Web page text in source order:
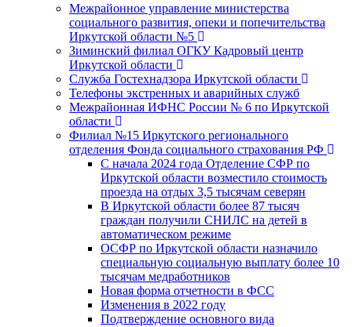
Межрайонное управление министерства
социального развития, опеки и попечительства
Иркутской области №5
Зиминский филиал ОГКУ Кадровый центр
Иркутской области
Служба Гостехнадзора Иркутской области
Телефоны экстренных и аварийных служб
Межрайонная ИФНС России № 6 по Иркутской
области
Филиал №15 Иркутского регионального
отделения Фонда социального страхования РФ
С начала 2024 года Отделение СФР по
Иркутской области возместило стоимость
проезда на отдых 3,5 тысячам северян
В Иркутской области более 87 тысяч
граждан получили СНИЛС на детей в
автоматическом режиме
ОСФР по Иркутской области назначило
специальную социальную выплату более 10
тысячам медработников
Новая форма отчетности в ФСС
Изменения в 2022 году
Подтверждение основного вида